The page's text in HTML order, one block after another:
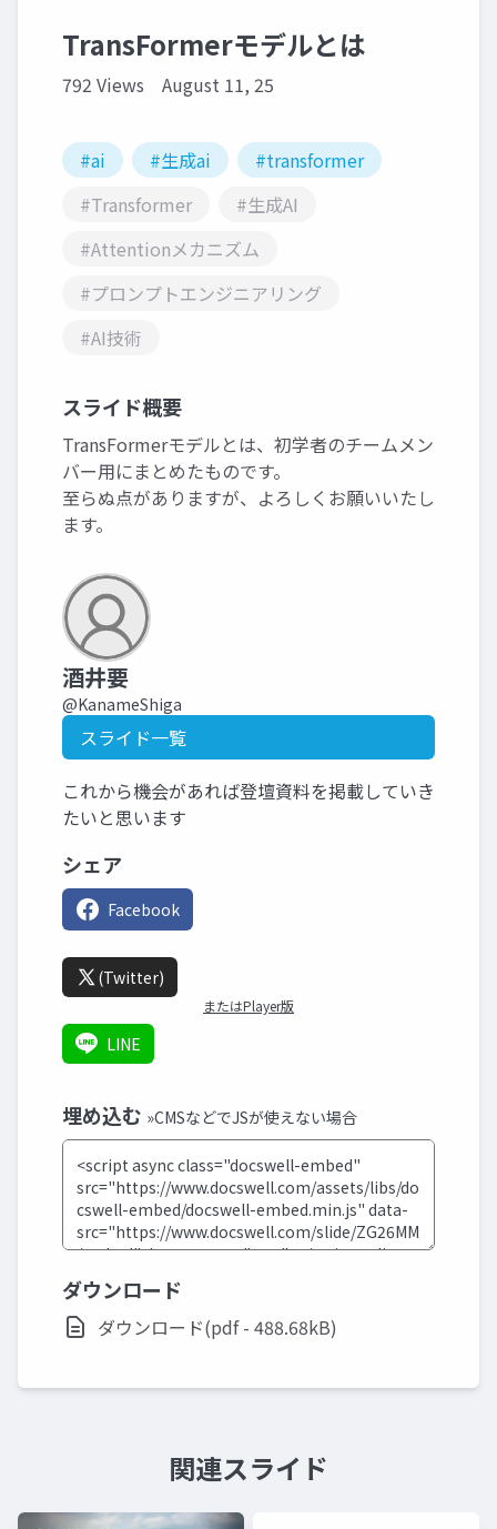
TransFormerモデルとは
792 Views August 11, 25
#ai #生成ai
#transformer
#Transformer
#生成AI
#Attentionメカニズム
#プロンプトエンジニアリング
#AI技術
スライド概要
TransFormerモデルとは、初学者のチームメン
バー用にまとめたものです。
至らぬ点がありますが、よろしくお願いいたし
ます。
酒井要
@KanameShiga
スライド一覧
これから機会があれば登壇資料を掲載していき
たいと思います
シェア
Facebook
(Twitter)
またはPlayer版
LINE
埋め込む »CMSなどでJSが使えない場合
ダウンロード
ダウンロード(pdf - 488.68kB)
関連スライド